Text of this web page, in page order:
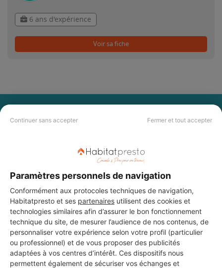
Continuer sans accepter Fermer et tout accepter
Paramètres personnels de navigation
Conformément aux protocoles techniques de navigation,
Habitatpresto et ses partenaires utilisent des cookies et
technologies similaires afin d’assurer le bon fonctionnement
technique du site, de mesurer l’audience de nos contenus, de
personnaliser votre expérience selon votre profil (particulier
ou professionnel) et de vous proposer des publicités
adaptées à vos centres d’intérêt. Ces dispositifs nous
permettent également de sécuriser vos échanges et
6 ans d'expérience
Voir sa fiche
PAS LE TEMPS DE
Vous souhaitez réaliser des travaux et ne savez quel professionnel
professionnels partout en France.
DEMANDER UN DEVIS